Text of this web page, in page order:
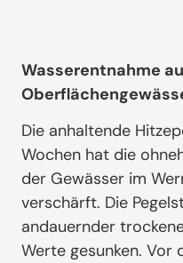
Wasserentnahme
Die anhaltende
Wochen hat die
der Gewässer im
verschärft. Die
andauernder
Werte gesunken. Vor